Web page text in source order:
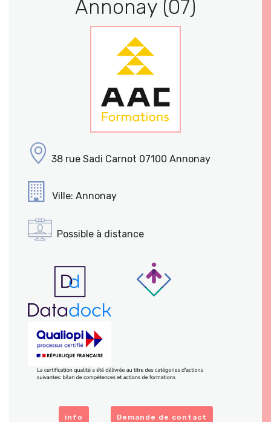
Annonay (07)
38 rue Sadi Carnot 07100 Annonay
Ville: Annonay
Possible à distance
info Demande de contact